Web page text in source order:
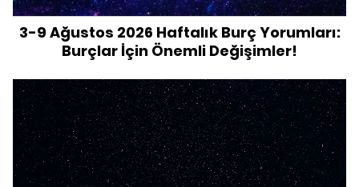
3-9 Ağustos 2026 Haftalık Burç Yorumları:
Burçlar İçin Önemli Değişimler!